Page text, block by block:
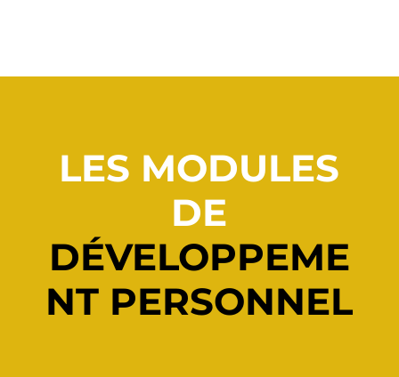
LES MODULES
DE
DÉVELOPPEME
NT PERSONNEL